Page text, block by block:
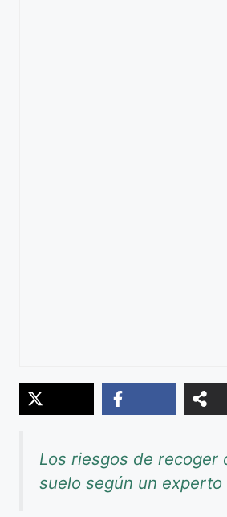
Los riesgos de recoger
suelo según un experto